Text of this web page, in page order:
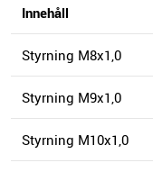
Innehåll
Styrning M8x1,0
Styrning M9x1,0
Styrning M10x1,0